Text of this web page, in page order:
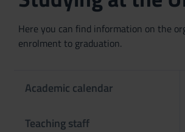
Here you can find information on the
enrolment to graduation.
Academic calendar
Teaching staff